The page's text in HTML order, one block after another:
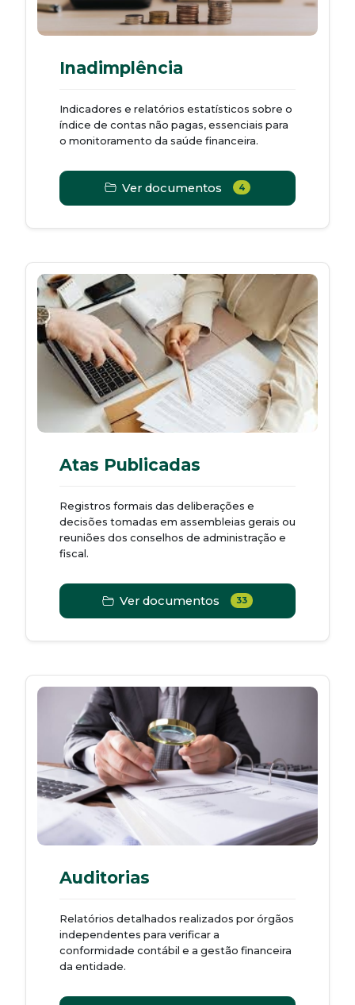
Inadimplência
Indicadores e relatórios estatísticos sobre o
índice de contas não pagas, essenciais para
o monitoramento da saúde financeira.
Ver documentos 4
Atas Publicadas
Registros formais das deliberações e
decisões tomadas em assembleias gerais ou
reuniões dos conselhos de administração e
fiscal.
Ver documentos 33
Auditorias
Relatórios detalhados realizados por órgãos
independentes para verificar a
conformidade contábil e a gestão financeira
da entidade.